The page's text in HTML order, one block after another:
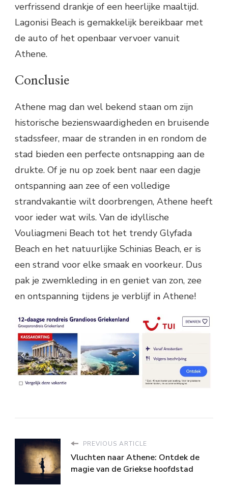
verfrissend drankje of een heerlijke maaltijd.
Lagonisi Beach is gemakkelijk bereikbaar met
de auto of het openbaar vervoer vanuit
Athene.
Conclusie
Athene mag dan wel bekend staan om zijn
historische bezienswaardigheden en bruisende
stadssfeer, maar de stranden in en rondom de
stad bieden een perfecte ontsnapping aan de
drukte. Of je nu op zoek bent naar een dagje
ontspanning aan zee of een volledige
strandvakantie wilt doorbrengen, Athene heeft
voor ieder wat wils. Van de idyllische
Vouliagmeni Beach tot het trendy Glyfada
Beach en het natuurlijke Schinias Beach, er is
een strand voor elke smaak en voorkeur. Dus
pak je zwemkleding in en geniet van zon, zee
en ontspanning tijdens je verblijf in Athene!
PREVIOUS ARTICLE
Vluchten naar Athene: Ontdek de
magie van de Griekse hoofdstad